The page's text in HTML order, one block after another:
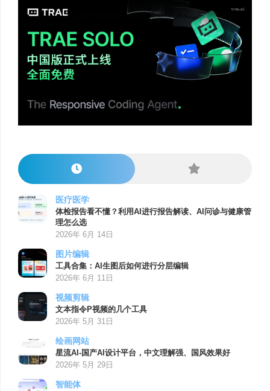
医疗医学
体检报告看不懂？利用AI进行报告解读、AI问诊与健康管
理怎么选
2026年 6月 14日
图片编辑
工具合集：AI生图后如何进行分层编辑
2026年 6月 11日
视频剪辑
文本指令P视频的几个工具
2026年 5月 31日
绘画网站
星流AI-国产AI设计平台，中文理解强、国风效果好
2026年 5月 29日
智能体